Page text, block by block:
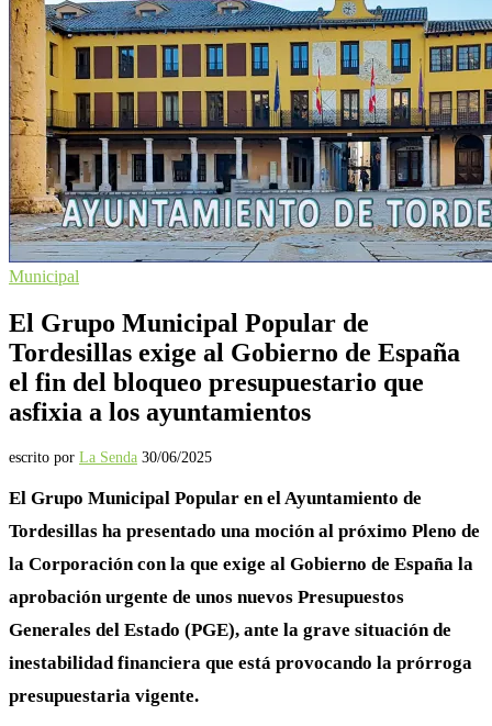
Municipal
El Grupo Municipal Popular de
Tordesillas exige al Gobierno de España
el fin del bloqueo presupuestario que
asfixia a los ayuntamientos
escrito por La Senda 30/06/2025
El Grupo Municipal Popular en el Ayuntamiento de
Tordesillas ha presentado una moción al próximo Pleno de
la Corporación con la que exige al Gobierno de España la
aprobación urgente de unos nuevos Presupuestos
Generales del Estado (PGE), ante la grave situación de
inestabilidad financiera que está provocando la prórroga
presupuestaria vigente.